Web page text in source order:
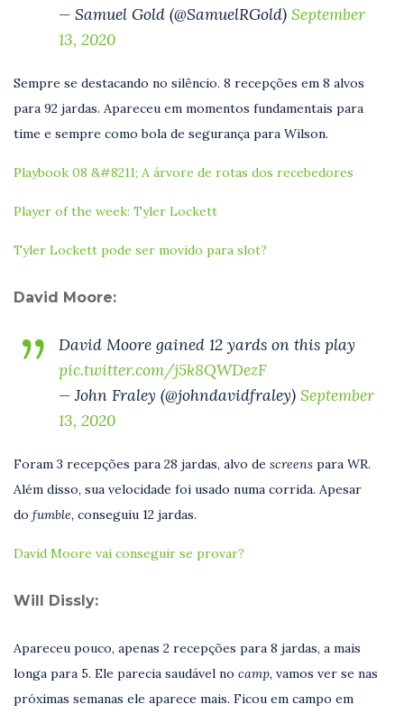
— Samuel Gold (@SamuelRGold) September
13, 2020
Sempre se destacando no silêncio. 8 recepções em 8 alvos
para 92 jardas. Apareceu em momentos fundamentais para
time e sempre como bola de segurança para Wilson.
Playbook 08 &#8211; A árvore de rotas dos recebedores
Player of the week: Tyler Lockett
Tyler Lockett pode ser movido para slot?
David Moore:
David Moore gained 12 yards on this play
pic.twitter.com/j5k8QWDezF
— John Fraley (@johndavidfraley) September
13, 2020
Foram 3 recepções para 28 jardas, alvo de screens para WR.
Além disso, sua velocidade foi usado numa corrida. Apesar
do fumble, conseguiu 12 jardas.
David Moore vai conseguir se provar?
Will Dissly:
Apareceu pouco, apenas 2 recepções para 8 jardas, a mais
longa para 5. Ele parecia saudável no camp, vamos ver se nas
próximas semanas ele aparece mais. Ficou em campo em